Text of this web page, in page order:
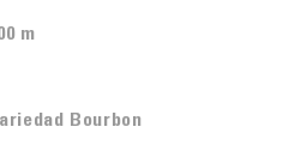
m
Bourbon